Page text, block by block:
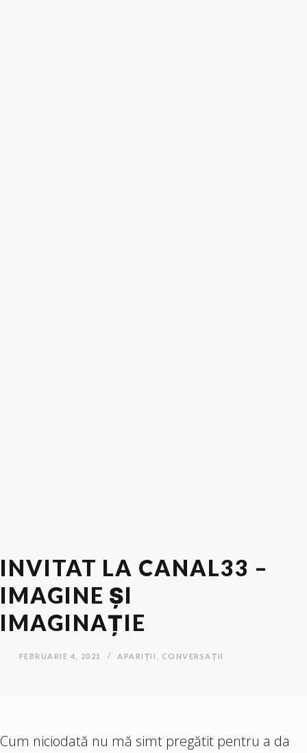
INVITAT LA CANAL33 –
IMAGINE ȘI
IMAGINAȚIE
FEBRUARIE 4, 2021 APARIȚII CONVERSAȚII
Cum niciodată nu mă simt pregătit pentru a da